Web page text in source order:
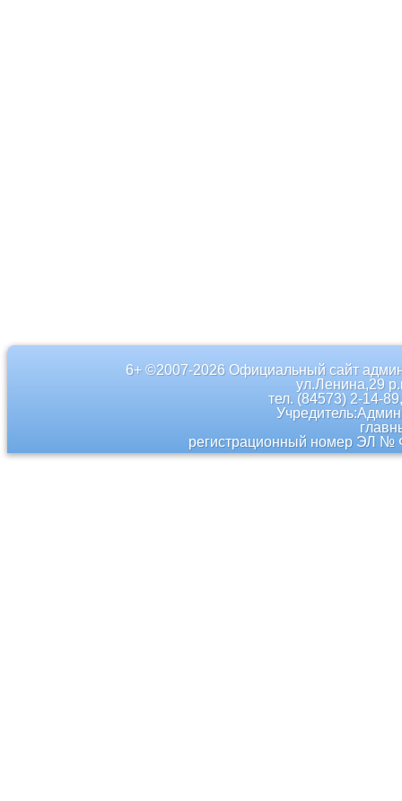
6+ ©2007-2026 Официальный сайт
ул.Ленина,29
тел. (84573) 2-14-
регистрационный номер ЭЛ №